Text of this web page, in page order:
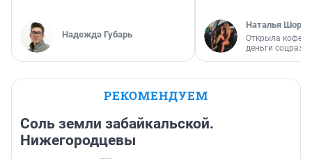
Надежда Губарь
Наталья
Открыла
деньги
РЕКОМЕНДУЕМ
Соль земли забайкальской.
Нижегородцевы